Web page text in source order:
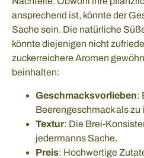
ansprechend ist, könnte der
Sache sein. Die natürliche
könnte diejenigen nicht
zuckerreichere Aromen
beinhalten:
Geschmacksvorlieben:
Beerengeschmack als
Textur: Die Brei-
jedermanns Sache.
Preis: Hochwertige